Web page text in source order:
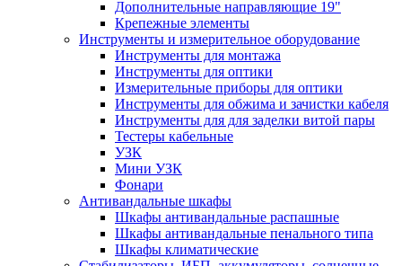
Дополнительные направляющие 19"
Крепежные элементы
Инструменты и измерительное оборудование
Инструменты для монтажа
Инструменты для оптики
Измерительные приборы для оптики
Инструменты для обжима и зачистки кабеля
Инструменты для для заделки витой пары
Тестеры кабельные
УЗК
Мини УЗК
Фонари
Антивандальные шкафы
Шкафы антивандальные распашные
Шкафы антивандальные пенального типа
Шкафы климатические